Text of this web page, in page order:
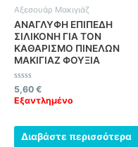
Αξεσουάρ Μακιγιάζ
ΑΝΑΓΛΥΦΗ ΕΠΙΠΕΔΗ
ΣΙΛΙΚΟΝΗ ΓΙΑ ΤΟΝ
ΚΑΘΑΡΙΣΜΟ ΠΙΝΕΛΩΝ
ΜΑΚΙΓΙΑΖ ΦΟΥΞΙΑ
Βαθμολογήθηκε
με
0
5,60 €
Εξαντλημένο
Διαβάστε περισσότερα